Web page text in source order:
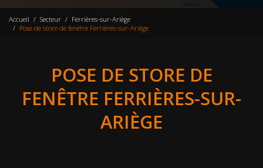
Accueil Secteur
Ferrières-sur-Ariège
Pose de store de fenêtre Ferrières-sur-Ariège
POSE DE STORE DE
FENÊTRE FERRIÈRES-SUR-
ARIÈGE